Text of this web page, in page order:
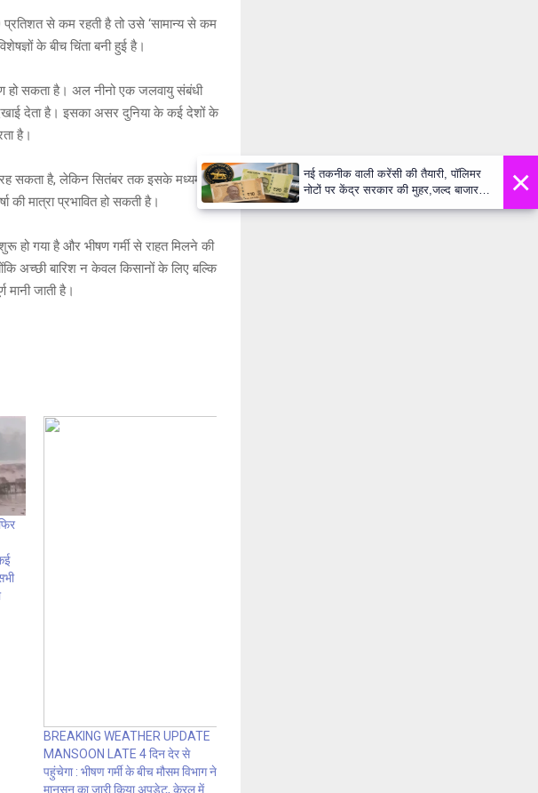
से कम रहती है तो उसे ‘सामान्य से कम
के बीच चिंता बनी हुई है।
हो सकता है। अल नीनो एक जलवायु संबंधी
देता है। इसका असर दुनिया के कई देशों के
है।
सकता है, लेकिन सितंबर तक इसके मध्यम से
मात्रा प्रभावित हो सकती है।
हो गया है और भीषण गर्मी से राहत मिलने की
अच्छी बारिश न केवल किसानों के लिए बल्कि
जाती है।
BREAKING WEATHER UPDATE
MANSOON LATE 4 दिन देर से
पहुंचेगा : भीषण गर्मी के बीच मौसम विभाग ने
मानसून का जारी किया अपडेट, केरल में
×
नई तकनीक वाली करेंसी की तैयारी, पॉलिमर
नोटों पर केंद्र सरकार की मुहर,जल्द बाजार में
दिखेंगे प्लास्टिक के ₹10 और ₹20 के नोट -